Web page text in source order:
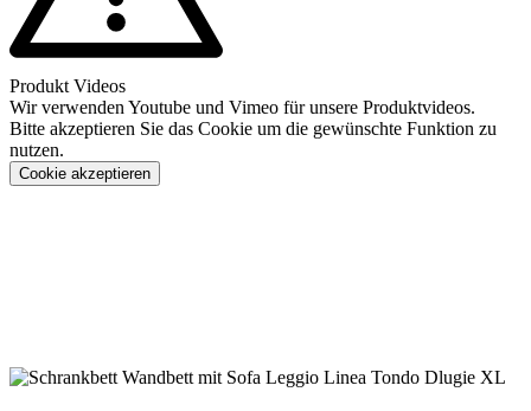
Produkt Videos
Wir verwenden Youtube und Vimeo für unsere Produktvideos.
Bitte akzeptieren Sie das Cookie um die gewünschte Funktion zu
nutzen.
Cookie akzeptieren